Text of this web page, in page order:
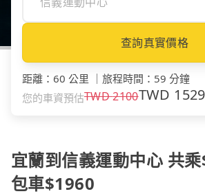
查詢真實價格
距離 ： 60 公里 旅程時間 ： 59 分鐘
您的車資預估TWD2100TWD 1529
宜蘭到信義運動中心 共
包車$1960